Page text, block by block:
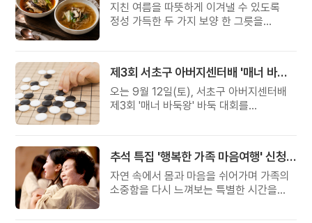
지친 여름을 따뜻하게 이겨낼 수 있도록
정성 가득한 두 가지 보양 한 그릇을
제3회 서초구 아버지센터배 '매너 바둑왕' 대회
오는 9월 12일(토), 서초구 아버지센터배
제3회 '매너 바둑왕' 바둑 대회를
추석 특집 '행복한 가족 마음여행' 신청 안내
자연 속에서 몸과 마음을 쉬어가며 가족의
소중함을 다시 느껴보는 특별한 시간을